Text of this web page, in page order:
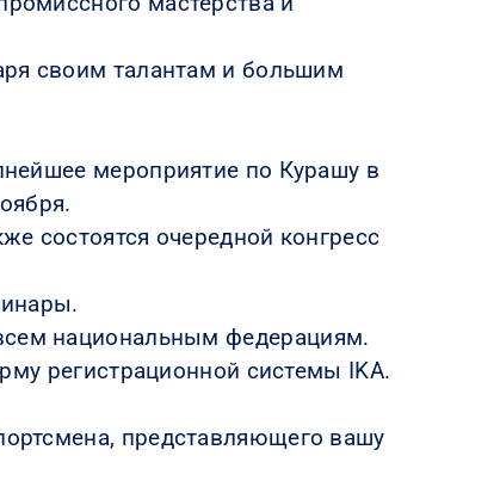
своим талантам и большим
мероприятие по Курашу в
состоятся очередной конгресс
национальным федерациям.
регистрационной системы IKA.
представляющего вашу